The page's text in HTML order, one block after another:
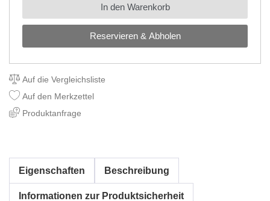
Reservieren & Abholen
In den Warenkorb
Auf die Vergleichsliste
Auf den Merkzettel
Produktanfrage
Eigenschaften Beschreibung
Informationen zur Produktsicherheit